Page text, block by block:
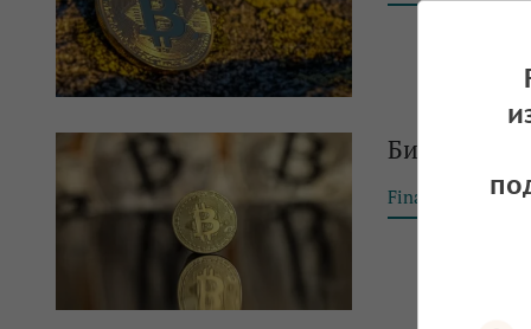
Биткойнът
Financial Tribune